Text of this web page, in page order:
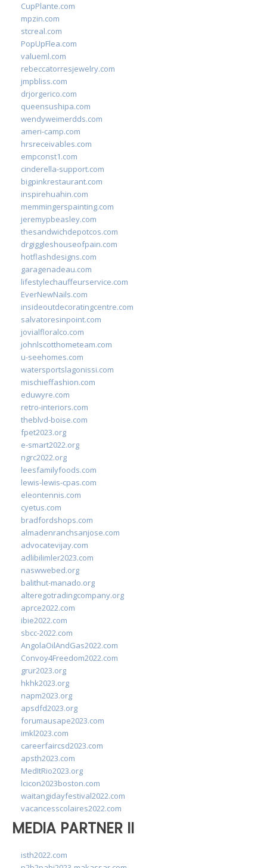
CupPlante.com
mpzin.com
stcreal.com
PopUpFlea.com
valueml.com
rebeccatorresjewelry.com
jmpbliss.com
drjorgerico.com
queensushipa.com
wendyweimerdds.com
ameri-camp.com
hrsreceivables.com
empconst1.com
cinderella-support.com
bigpinkrestaurant.com
inspirehuahin.com
memmingerspainting.com
jeremypbeasley.com
thesandwichdepotcos.com
drgiggleshouseofpain.com
hotflashdesigns.com
garagenadeau.com
lifestylechauffeurservice.com
EverNewNails.com
insideoutdecoratingcentre.com
salvatoresinpoint.com
jovialfloralco.com
johnlscotthometeam.com
u-seehomes.com
watersportslagonissi.com
mischieffashion.com
eduwyre.com
retro-interiors.com
theblvd-boise.com
fpet2023.org
e-smart2022.org
ngrc2022.org
leesfamilyfoods.com
lewis-lewis-cpas.com
eleontennis.com
cyetus.com
bradfordshops.com
almadenranchsanjose.com
advocatevijay.com
adlibilimler2023.com
naswwebed.org
balithut-manado.org
alteregotradingcompany.org
aprce2022.com
ibie2022.com
sbcc-2022.com
AngolaOilAndGas2022.com
Convoy4Freedom2022.com
grur2023.org
hkhk2023.org
napm2023.org
apsdfd2023.org
forumausape2023.com
imkl2023.com
careerfaircsd2023.com
apsth2023.com
MedItRio2023.org
lcicon2023boston.com
waitangidayfestival2022.com
vacancesscolaires2022.com
MEDIA PARTNER II
isth2022.com